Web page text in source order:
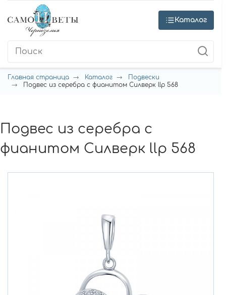
Каталог
Главная страница Каталог
Подвески
Подвес из серебра с фианитом Силверк llp 568
Подвес из серебра с
фианитом Силверк llp 568